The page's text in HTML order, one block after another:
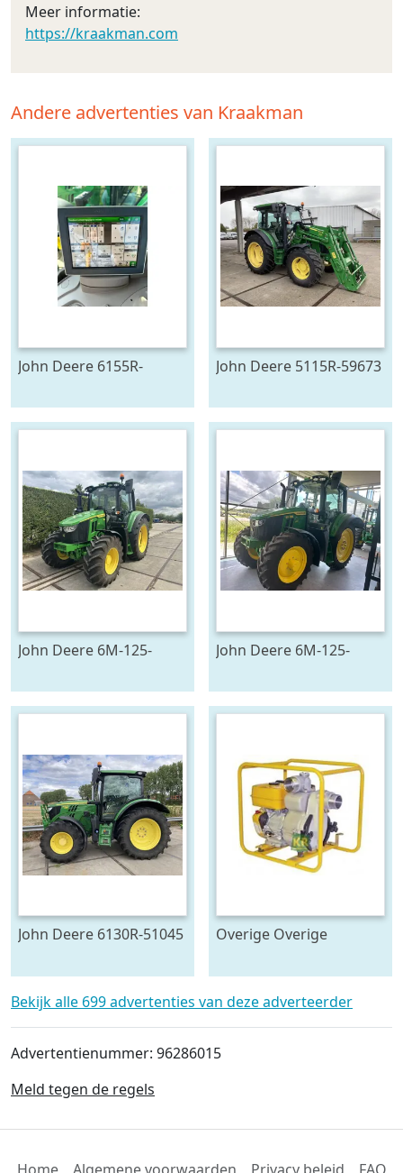
Meer informatie:
https://kraakman.com
Andere advertenties van Kraakman
John Deere 6155R-
John Deere 5115R-59673
John Deere 6M-125-
John Deere 6M-125-
John Deere 6130R-51045
Overige Overige
Bekijk alle 699 advertenties van deze adverteerder
Advertentienummer: 96286015
Meld tegen de regels